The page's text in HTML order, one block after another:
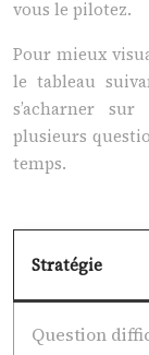
vous le pilotez.
Pour mieux
le tableau
s’acharner
plusieurs
temps.
Stratégie
Question